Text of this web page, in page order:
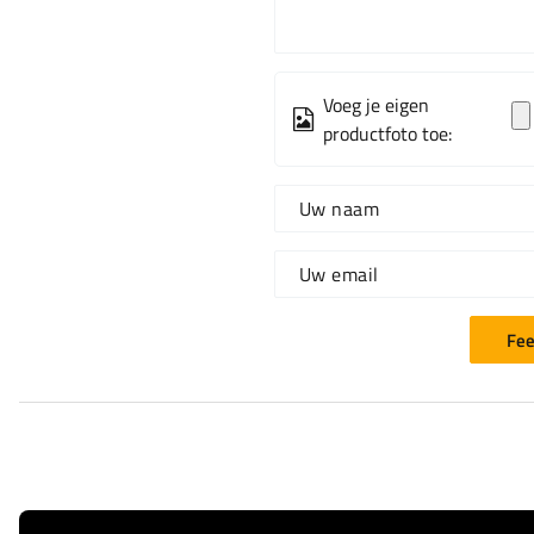
Voeg je eigen
productfoto toe:
Uw naam
Uw email